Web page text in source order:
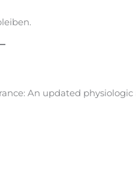
An updated